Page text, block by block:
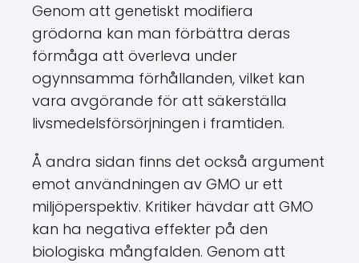
Genom att genetiskt modifiera
grödorna kan man förbättra deras
förmåga att överleva under
ogynnsamma förhållanden, vilket kan
vara avgörande för att säkerställa
livsmedelsförsörjningen i framtiden.
Å andra sidan finns det också argument
emot användningen av GMO ur ett
miljöperspektiv. Kritiker hävdar att GMO
kan ha negativa effekter på den
biologiska mångfalden. Genom att